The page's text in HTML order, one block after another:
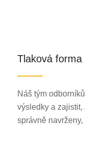
Tlaková
Náš tým
výsledky a zajistit,
správně